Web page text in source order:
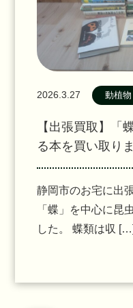
2026.3.27 動植物
【出張買取】「
る本を買い取り
静岡市のお宅に出
「蝶」を中心に昆
した。 蝶類は収 […]